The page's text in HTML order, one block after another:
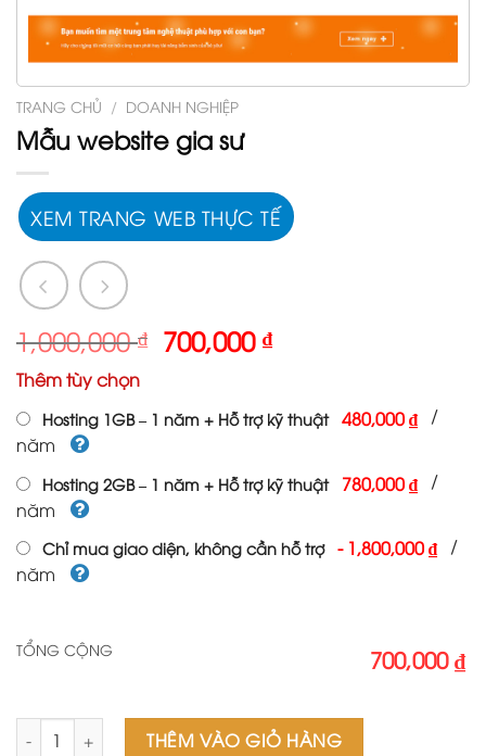
TRANG CHỦ / DOANH NGHIỆP
Mẫu website gia sư
XEM TRANG WEB THỰC TẾ
1,000,000₫ Giá
gốc
1,000,000 ₫.
700,000₫Giá
là:
Thêm tùy chọn
Hosting 1GB – 1 năm + Hỗ trợ kỹ thuật 480,000 ₫ /
năm
Hosting 2GB – 1 năm + Hỗ trợ kỹ thuật 780,000 ₫ /
năm
Chỉ mua giao diện, không cần hỗ trợ -1,800,000 ₫ /
năm
TỔNG CỘNG 700,000 ₫
Mẫu website gia sư số lượngTHÊM VÀO GIỎ HÀNG